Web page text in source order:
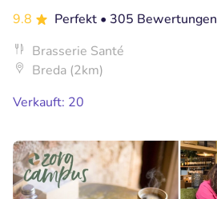
9.8
Perfekt • 305 Bewertungen
Brasserie Santé
Breda (2km)
Verkauft: 20